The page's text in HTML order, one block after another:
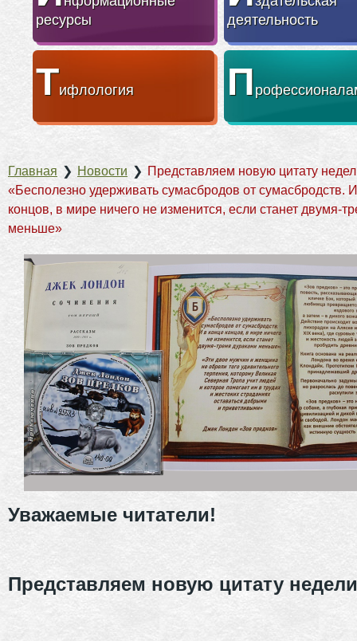
ресурсы
деятельность
Тифлология П
Главная ❯ Новости ❯ Представляем новую цитату
«Бесполезно удерживать сумасбродов от сумасбродств.
концов, в мире ничего не изменится, если станет двумя-
меньше»
Уважаемые читатели!
Представляем новую цитату недели